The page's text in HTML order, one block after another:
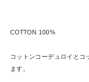
COTTON 100%
コットンコーデュロイとコ
ます。